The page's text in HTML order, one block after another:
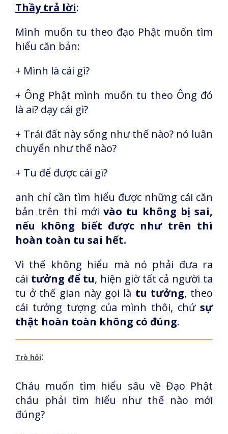
Thầy trả lời:
Mình muốn tu theo đạo Phật muốn tìm
hiểu căn bản:
+ Mình là cái gì?
+ Ông Phật mình muốn tu theo Ông đó
là ai? dạy cái gì?
+ Trái đất này sống như thế nào? nó luân
chuyển như thế nào?
+ Tu để được cái gì?
anh chỉ cần tìm hiểu được những cái căn
bản trên thì mới vào tu không bị sai,
nếu không biết được như trên thì
hoàn toàn tu sai hết.
Vì thế không hiểu mà nó phải đưa ra
cái tưởng để tu, hiện giờ tất cả người ta
tu ở thế gian này gọi là tu tưởng, theo
cái tưởng tượng của mình thôi, chứ sự
thật hoàn toàn không có đúng.
Trò hỏi:
Cháu muốn tìm hiểu sâu về Đạo Phật
cháu phải tìm hiểu như thế nào mới
đúng?